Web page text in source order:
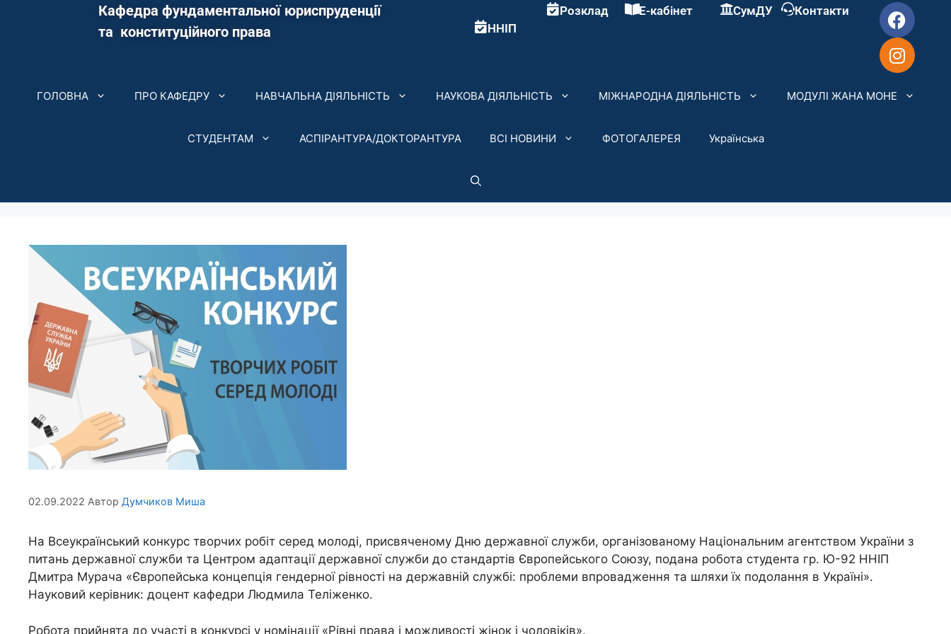
Кафедра фундаментальної юриспруденції
та конституційного права
ННІП
Розклад Е-кабінет СумДУ Контакти
ГОЛОВНА ПРО КАФЕДРУ НАВЧАЛЬНА ДІЯЛЬНІСТЬ НАУКОВА ДІЯЛЬНІСТЬ МІЖНАРОДНА ДІЯЛЬНІСТЬ МОДУЛІ ЖАНА МОНЕ
СТУДЕНТАМ АСПІРАНТУРА/ДОКТОРАНТУРА ВСІ НОВИНИ ФОТОГАЛЕРЕЯ Українська
02.09.2022 Автор Думчиков Миша
На Всеукраїнський конкурс творчих робіт серед молоді, присвяченому Дню державної служби, організованому Національним агентством України з
питань державної служби та Центром адаптації державної служби до стандартів Європейського Союзу, подана робота студента гр. Ю-92 ННІП
Дмитра Мурача «Європейська концепція гендерної рівності на державній службі: проблеми впровадження та шляхи їх подолання в Україні».
Науковий керівник: доцент кафедри Людмила Теліженко.
Робота прийнята до участі в конкурсі у номінації «Рівні права і можливості жінок і чоловіків».